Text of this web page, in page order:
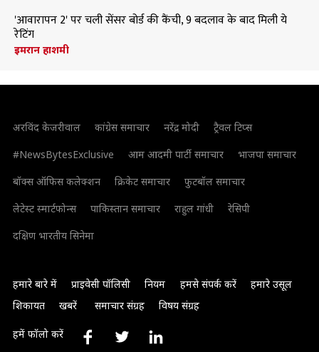
'आवारापन 2' पर चली सेंसर बोर्ड की कैंची, 9 बदलाव के बाद मिली ये
रेटिंग
इमरान हाशमी
अरविंद केजरीवाल कांग्रेस समाचार नरेंद्र मोदी
ट्रैवल टिप्स
#NewsBytesExclusive
आम आदमी पार्टी समाचार
भाजपा समाचार
बॉक्स ऑफिस कलेक्शन
क्रिकेट समाचार
फुटबॉल समाचार
लेटेस्ट स्मार्टफोन्स
पाकिस्तान समाचार राहुल गांधी
रेसिपी
दक्षिण भारतीय सिनेमा
हमारे बारे में प्राइवेसी पॉलिसी नियम हमसे संपर्क करें
हमारे उसूल
शिकायत
खबरें समाचार संग्रह विषय संग्रह
हमें फॉलो करें